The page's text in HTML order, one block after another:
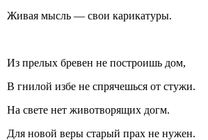
Живая мысль — свои карикатуры.
Из прелых бревен не построишь дом,
В гнилой избе не спрячешься от стужи.
На свете нет животворящих догм.
Для новой веры старый прах не нужен.